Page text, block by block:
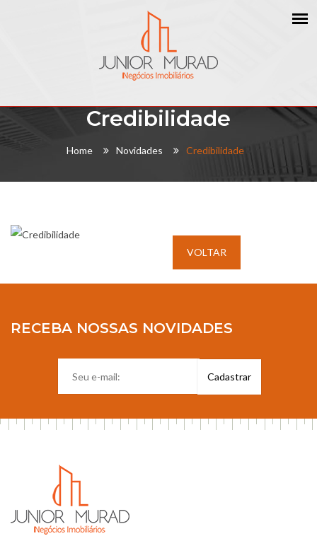
Credibilidade
Home Novidades Credibilidade
VOLTAR
RECEBA NOSSAS NOVIDADES